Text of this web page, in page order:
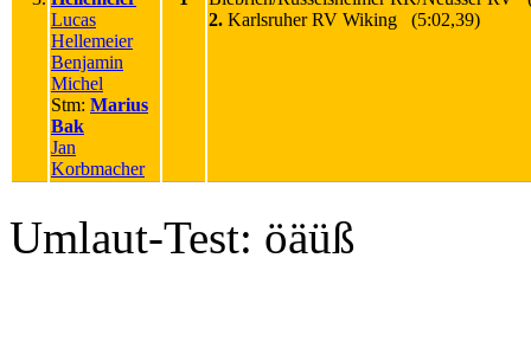
Lucas
Hellemeier
Benjamin
Michel
Stm: Marius
Bak
Jan
Korbmacher
2. Karlsruher RV Wiking (5:02,39)
Umlaut-Test: öäüß